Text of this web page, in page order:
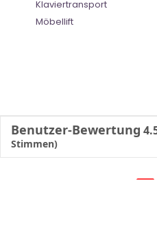
Klaviertransport
Möbellift
Benutzer-Bewertung
Stimmen)